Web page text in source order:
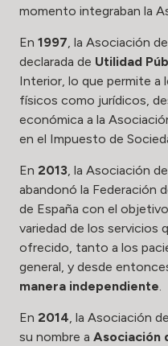
momento integraban la
En 1997, la Asociación
declarada de Utilidad
Interior, lo que permite
físicos como jurídicos,
económica a la
en el Impuesto de
En 2013, la Asociación
abandonó la Federación
de España con el
variedad de los servicios
ofrecido, tanto a los
general, y desde
manera independiente.
En 2014, la Asociación
su nombre a Asociación